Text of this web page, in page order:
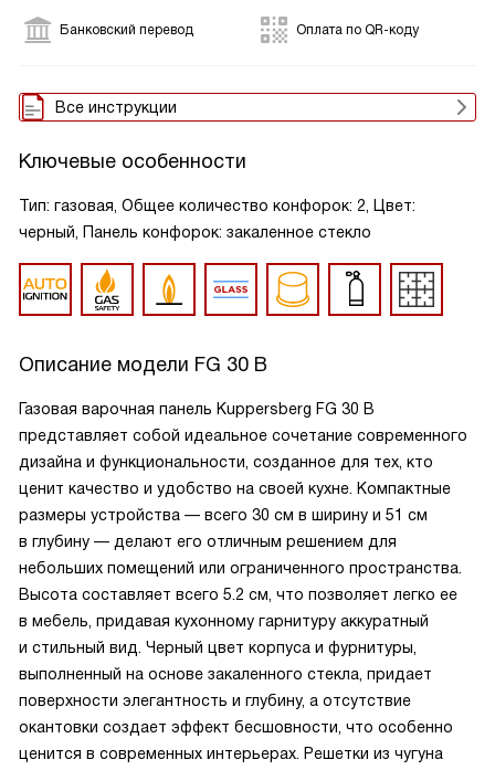
Банковский перевод Оплата по QR-коду
Все инструкции
Ключевые особенности
Тип: газовая, Общее количество конфорок: 2, Цвет:
черный, Панель конфорок: закаленное стекло
Описание модели FG 30 B
Газовая варочная панель Kuppersberg FG 30 B
представляет собой идеальное сочетание современного
дизайна и функциональности, созданное для тех, кто
ценит качество и удобство на своей кухне. Компактные
размеры устройства — всего 30 см в ширину и 51 см
в глубину — делают его отличным решением для
небольших помещений или ограниченного пространства.
Высота составляет всего 5.2 см, что позволяет легко ее
в мебель, придавая кухонному гарнитуру аккуратный
и стильный вид. Черный цвет корпуса и фурнитуры,
выполненный на основе закаленного стекла, придает
поверхности элегантность и глубину, а отсутствие
окантовки создает эффект бесшовности, что особенно
ценится в современных интерьерах. Решетки из чугуна